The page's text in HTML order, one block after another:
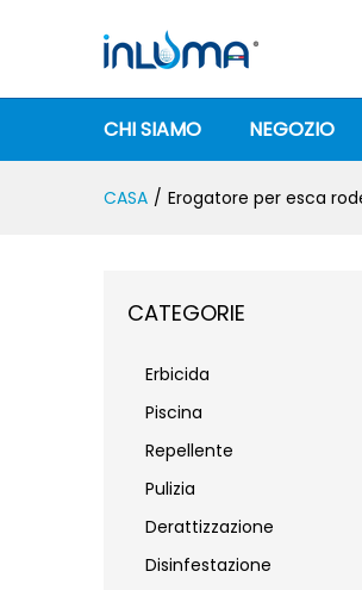
CHI SIAMO NEGOZIO
CASA / Erogatore per esca
CATEGORIE
Erbicida
Piscina
Repellente
Pulizia
Derattizzazione
Disinfestazione